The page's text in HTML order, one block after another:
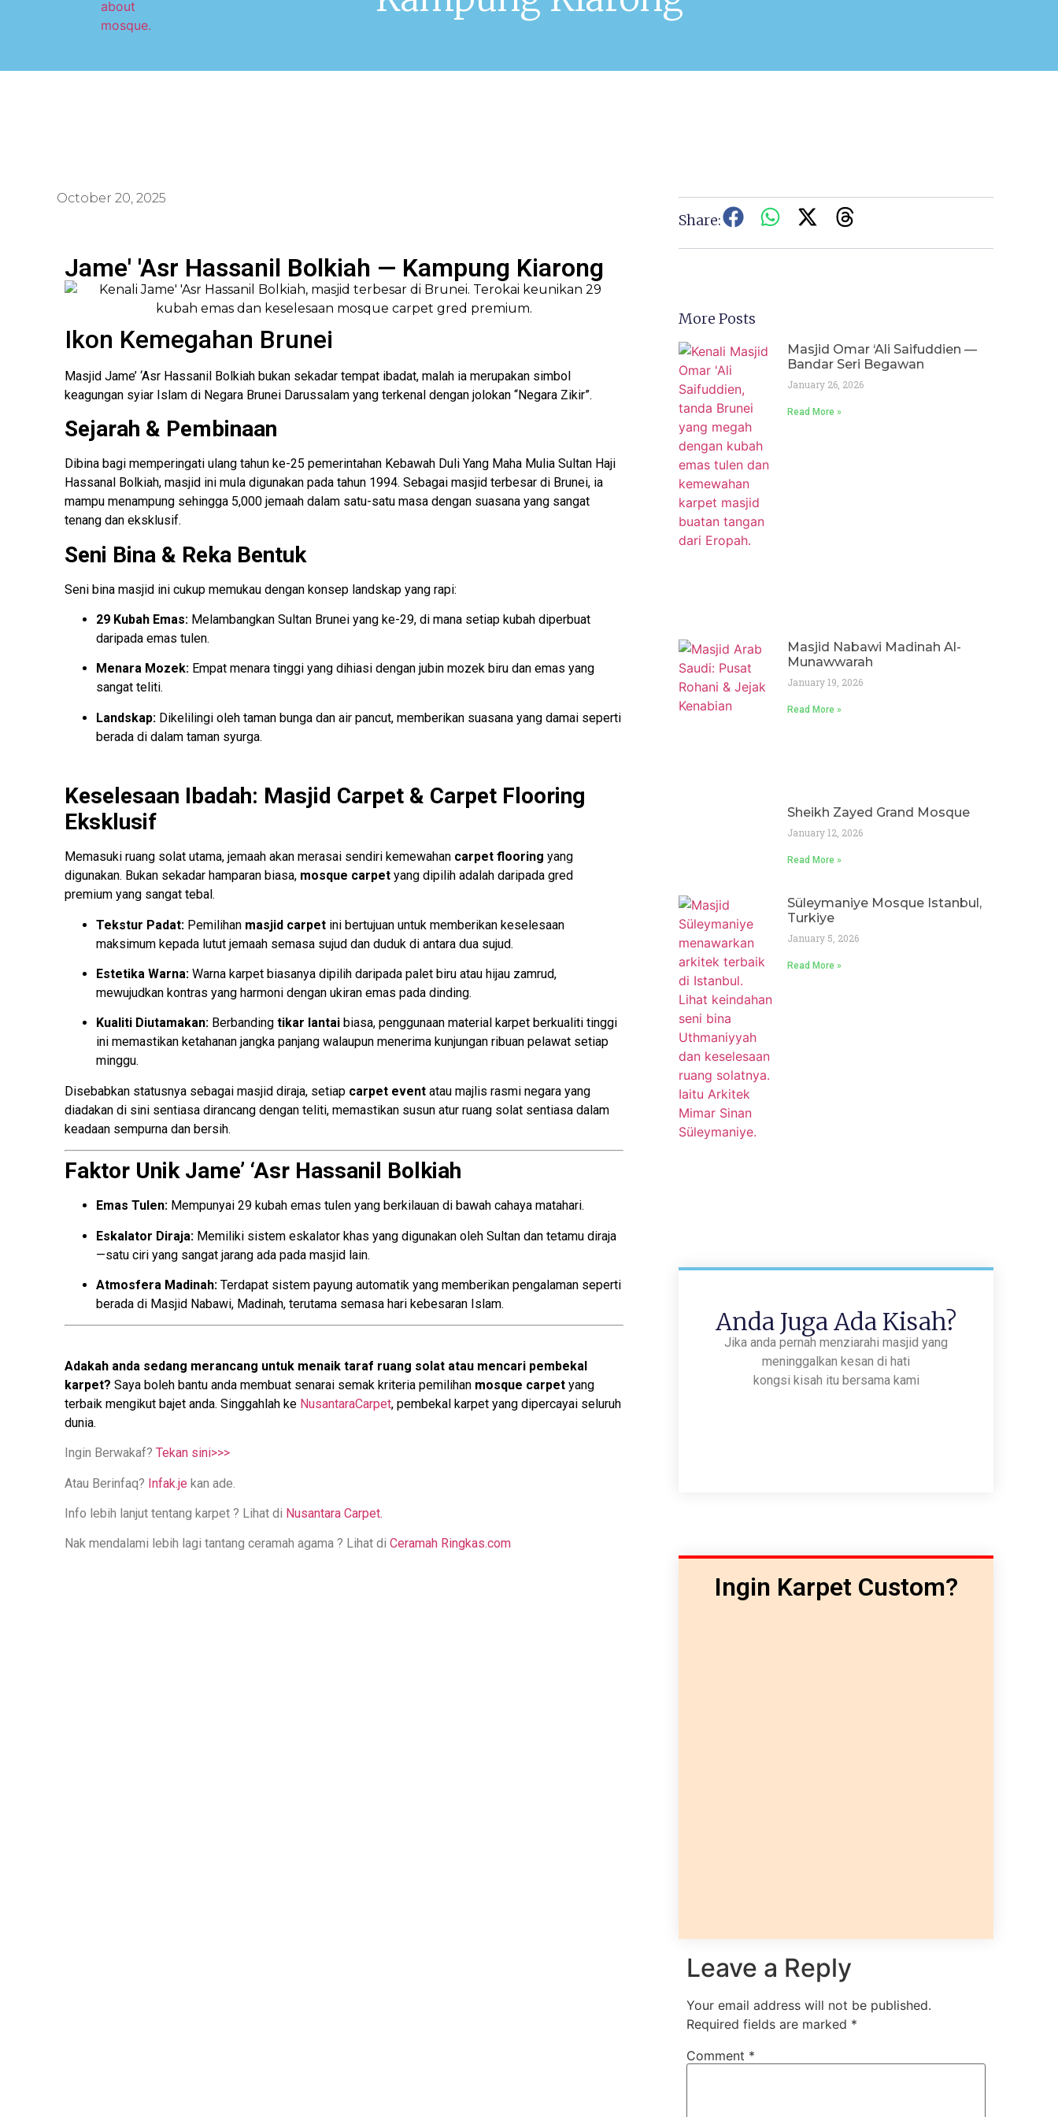
October 20, 2025
Jame' 'Asr Hassanil Bolkiah — Kampung Kiarong
Ikon Kemegahan Brunei
Masjid Jame’ ‘Asr Hassanil Bolkiah bukan sekadar tempat ibadat, malah ia merupakan simbol
keagungan syiar Islam di Negara Brunei Darussalam yang terkenal dengan jolokan “Negara Zikir”.
Sejarah & Pembinaan
Dibina bagi memperingati ulang tahun ke-25 pemerintahan Kebawah Duli Yang Maha Mulia Sultan Haji
Hassanal Bolkiah, masjid ini mula digunakan pada tahun 1994. Sebagai masjid terbesar di Brunei, ia
mampu menampung sehingga 5,000 jemaah dalam satu-satu masa dengan suasana yang sangat
tenang dan eksklusif.
Seni Bina & Reka Bentuk
Seni bina masjid ini cukup memukau dengan konsep landskap yang rapi:
29 Kubah Emas: Melambangkan Sultan Brunei yang ke-29, di mana setiap kubah diperbuat
daripada emas tulen.
Menara Mozek: Empat menara tinggi yang dihiasi dengan jubin mozek biru dan emas yang
sangat teliti.
Landskap: Dikelilingi oleh taman bunga dan air pancut, memberikan suasana yang damai seperti
berada di dalam taman syurga.
Keselesaan Ibadah: Masjid Carpet & Carpet Flooring
Eksklusif
Memasuki ruang solat utama, jemaah akan merasai sendiri kemewahan carpet flooring yang
digunakan. Bukan sekadar hamparan biasa, mosque carpet yang dipilih adalah daripada gred
premium yang sangat tebal.
Tekstur Padat: Pemilihan masjid carpet ini bertujuan untuk memberikan keselesaan
maksimum kepada lutut jemaah semasa sujud dan duduk di antara dua sujud.
Estetika Warna: Warna karpet biasanya dipilih daripada palet biru atau hijau zamrud,
mewujudkan kontras yang harmoni dengan ukiran emas pada dinding.
Kualiti Diutamakan: Berbanding tikar lantai biasa, penggunaan material karpet berkualiti tinggi
ini memastikan ketahanan jangka panjang walaupun menerima kunjungan ribuan pelawat setiap
minggu.
Disebabkan statusnya sebagai masjid diraja, setiap carpet event atau majlis rasmi negara yang
diadakan di sini sentiasa dirancang dengan teliti, memastikan susun atur ruang solat sentiasa dalam
keadaan sempurna dan bersih.
Faktor Unik Jame’ ‘Asr Hassanil Bolkiah
Emas Tulen: Mempunyai 29 kubah emas tulen yang berkilauan di bawah cahaya matahari.
Eskalator Diraja: Memiliki sistem eskalator khas yang digunakan oleh Sultan dan tetamu diraja
—satu ciri yang sangat jarang ada pada masjid lain.
Atmosfera Madinah: Terdapat sistem payung automatik yang memberikan pengalaman seperti
berada di Masjid Nabawi, Madinah, terutama semasa hari kebesaran Islam.
Adakah anda sedang merancang untuk menaik taraf ruang solat atau mencari pembekal
karpet? Saya boleh bantu anda membuat senarai semak kriteria pemilihan mosque carpet yang
terbaik mengikut bajet anda. Singgahlah ke NusantaraCarpet, pembekal karpet yang dipercayai seluruh
dunia.
Ingin Berwakaf? Tekan sini>>>
Atau Berinfaq? Infak.je kan ade.
Info lebih lanjut tentang karpet ? Lihat di Nusantara Carpet.
Nak mendalami lebih lagi tantang ceramah agama ? Lihat di Ceramah Ringkas.com
Share:
More Posts
Masjid Omar ‘Ali Saifuddien —
Bandar Seri Begawan
January 26, 2026
Read More »
Masjid Nabawi Madinah Al-
Munawwarah
January 19, 2026
Read More »
Sheikh Zayed Grand Mosque
January 12, 2026
Read More »
Süleymaniye Mosque Istanbul,
Turkiye
January 5, 2026
Read More »
Anda Juga Ada Kisah?
Jika anda pernah menziarahi masjid yang
meninggalkan kesan di hati
kongsi kisah itu bersama kami
Ingin Karpet Custom?
Leave a Reply
Your email address will not be published.
Required fields are marked *
Comment *